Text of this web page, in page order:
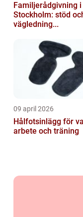
Familjerådgivning i
Stockholm: stöd
vägledning...
09 april 2026
Hålfotsinlägg för
arbete och träning